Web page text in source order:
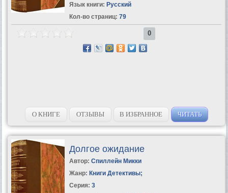
Язык книги: Русский
Кол-во страниц: 79
0
О КНИГЕ ОТЗЫВЫ В ИЗБРАННОЕ ЧИТАТЬ
Долгое ожидание
Автор: Спиллейн Микки
Жанр: Книги Детективы;
Серия: 3